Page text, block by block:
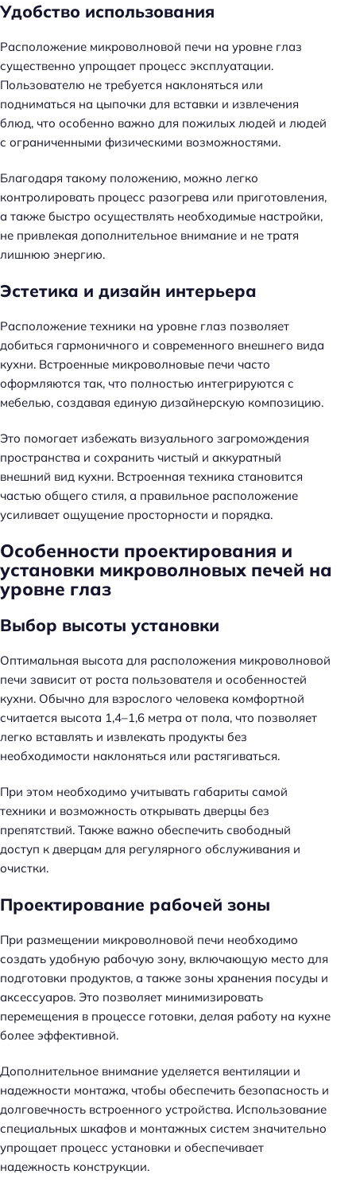
Удобство использования
Расположение микроволновой печи на уровне глаз
существенно упрощает процесс эксплуатации.
Пользователю не требуется наклоняться или
подниматься на цыпочки для вставки и извлечения
блюд, что особенно важно для пожилых людей и людей
с ограниченными физическими возможностями.
Благодаря такому положению, можно легко
контролировать процесс разогрева или приготовления,
а также быстро осуществлять необходимые настройки,
не привлекая дополнительное внимание и не тратя
лишнюю энергию.
Эстетика и дизайн интерьера
Расположение техники на уровне глаз позволяет
добиться гармоничного и современного внешнего вида
кухни. Встроенные микроволновые печи часто
оформляются так, что полностью интегрируются с
мебелью, создавая единую дизайнерскую композицию.
Это помогает избежать визуального загромождения
пространства и сохранить чистый и аккуратный
внешний вид кухни. Встроенная техника становится
частью общего стиля, а правильное расположение
усиливает ощущение просторности и порядка.
Особенности проектирования и
установки микроволновых печей на
уровне глаз
Выбор высоты установки
Оптимальная высота для расположения микроволновой
печи зависит от роста пользователя и особенностей
кухни. Обычно для взрослого человека комфортной
считается высота 1,4–1,6 метра от пола, что позволяет
легко вставлять и извлекать продукты без
необходимости наклоняться или растягиваться.
При этом необходимо учитывать габариты самой
техники и возможность открывать дверцы без
препятствий. Также важно обеспечить свободный
доступ к дверцам для регулярного обслуживания и
очистки.
Проектирование рабочей зоны
При размещении микроволновой печи необходимо
создать удобную рабочую зону, включающую место для
подготовки продуктов, а также зоны хранения посуды и
аксессуаров. Это позволяет минимизировать
перемещения в процессе готовки, делая работу на кухне
более эффективной.
Дополнительное внимание уделяется вентиляции и
надежности монтажа, чтобы обеспечить безопасность и
долговечность встроенного устройства. Использование
специальных шкафов и монтажных систем значительно
упрощает процесс установки и обеспечивает
надежность конструкции.